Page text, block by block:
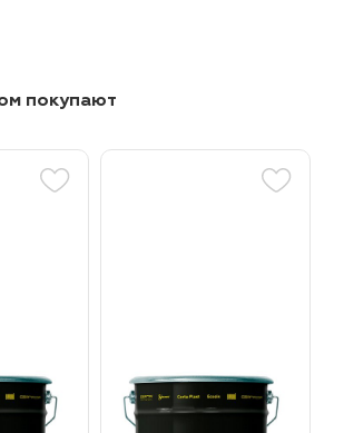
покупают